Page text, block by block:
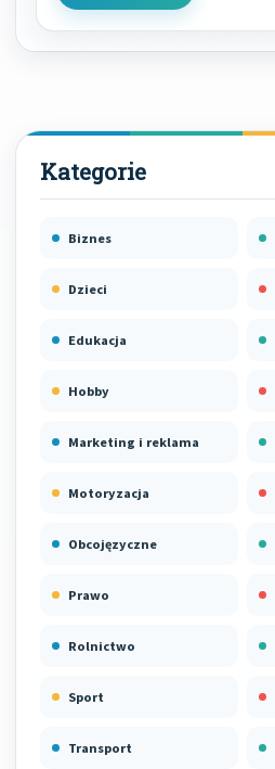
Biznes
Dzieci
Edukacja
Hobby
Marketing i reklama
Motoryzacja
Obcojęzyczne
Prawo
Rolnictwo
Sport
Transport